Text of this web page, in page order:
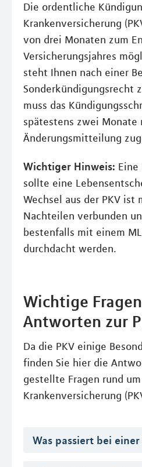
Die ordentliche
Krankenversicherung
von drei Monaten zum
Versicherungsjahres
steht Ihnen nach einer
Sonderkündigungsrecht
muss das
spätestens zwei Monate
Änderungsmitteilung
Wichtiger Hinweis: Eine
sollte eine
Wechsel aus der PKV ist
Nachteilen verbunden
bestenfalls mit einem
durchdacht werden.
Wichtige
Antworten zur
Da die PKV einige
finden Sie hier die
gestellte Fragen rund
Krankenversicherung
Was passiert bei